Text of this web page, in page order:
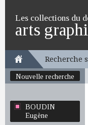
Les collections du
arts
Recherche
Nouvelle recherche
BOUDIN
Eugène